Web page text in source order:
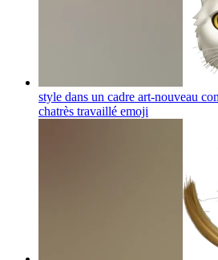
style dans un cadre art-nouveau
chatrès travaillé emoji